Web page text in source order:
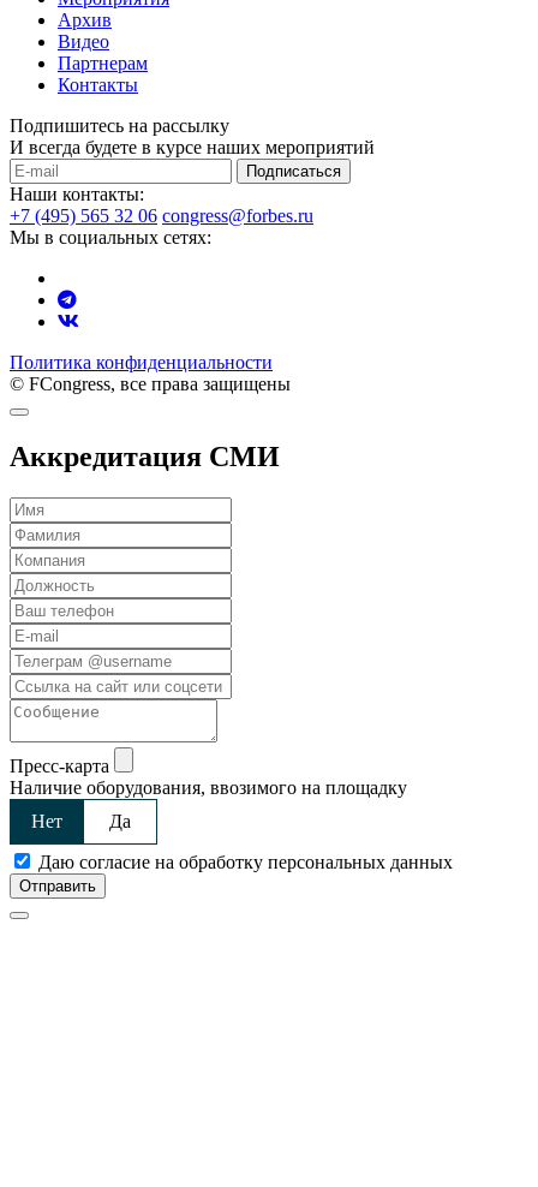
Архив
Видео
Партнерам
Контакты
Подпишитесь на рассылку
И всегда будете в курсе наших мероприятий
Подписаться
Наши контакты:
+7 (495) 565 32 06 congress@forbes.ru
Мы в социальных сетях:
Политика конфиденциальности
© FCongress, все права защищены
Аккредитация СМИ
Пресс-карта
Наличие оборудования, ввозимого на площадку
Нет
Да
Даю согласие на обработку персональных данных
Отправить